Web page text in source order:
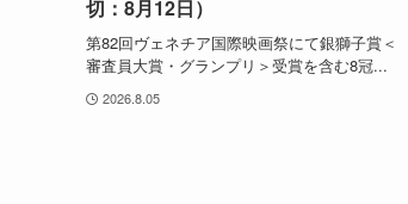
切：8月12日）
第82回ヴェネチア国際映画祭にて銀獅子賞＜
審査員大賞・グランプリ＞受賞を含む8冠...
2026.8.05